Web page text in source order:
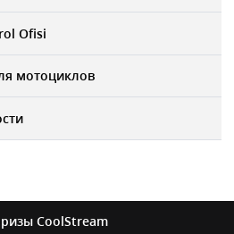
Ofisi
мотоциклов
CoolStream